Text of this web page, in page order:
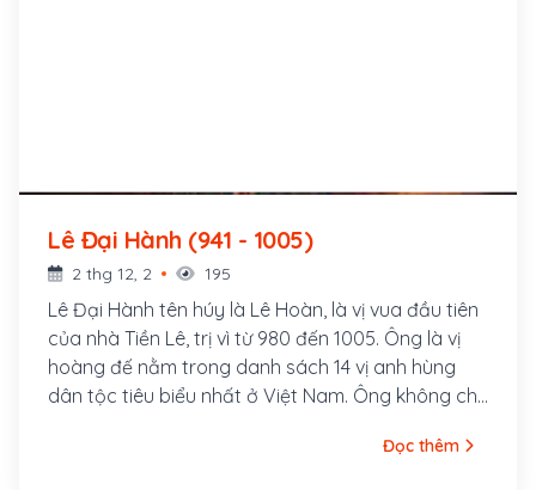
Lê Đại Hành (941 - 1005)
2 thg 12, 2 195
Lê Đại Hành tên húy là Lê Hoàn, là vị vua đầu tiên
của nhà Tiền Lê, trị vì từ 980 đến 1005. Ông là vị
hoàng đế nằm trong danh sách 14 vị anh hùng
dân tộc tiêu biểu nhất ở Việt Nam. Ông không chỉ
chống quân Tống phương Bắc, quân Chiêm
Đọc thêm